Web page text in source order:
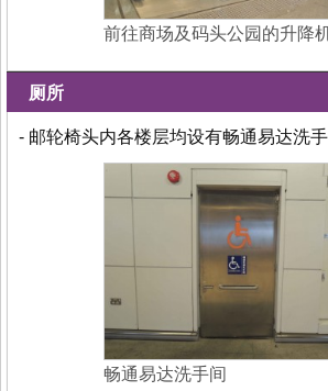
前往商场及码头公园的升降
厕所
- 邮轮椅头内各楼层均设有畅通易达洗
畅通易达洗手间